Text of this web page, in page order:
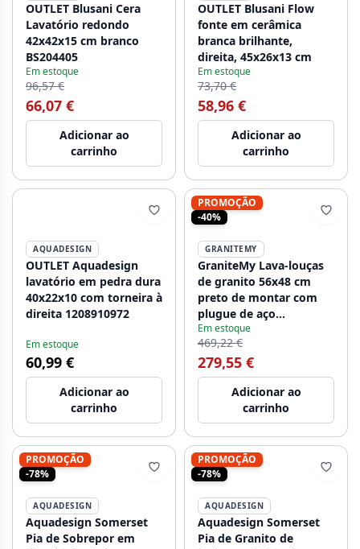
OUTLET Blusani Cera
Lavatório redondo
42x42x15 cm branco
BS204405
Em estoque
96,57 €
66,07 €
Adicionar ao
carrinho
OUTLET Blusani Flow
fonte em cerâmica
branca brilhante,
direita, 45x26x13 cm
Em estoque
73,70 €
58,96 €
Adicionar ao
carrinho
AQUADESIGN
OUTLET Aquadesign
lavatório em pedra dura
40x22x10 com torneira à
direita 1208910972
Em estoque
60,99 €
Adicionar ao
carrinho
PROMOÇÃO
-40%
GRANITEMY
GraniteMy Lava-louças
de granito 56x48 cm
preto de montar com
plugue de aço
inoxidável incluindo
acessórios 1208967231
Em estoque
469,22 €
279,55 €
Adicionar ao
carrinho
PROMOÇÃO
-78%
AQUADESIGN
Aquadesign Somerset
Pia de Sobrepor em
PROMOÇÃO
-78%
AQUADESIGN
Aquadesign Somerset
Pia de Granito de